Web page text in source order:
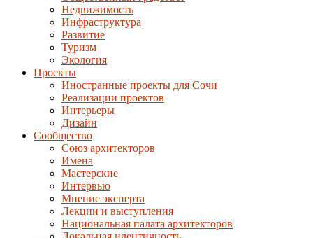
Недвижимость
Инфраструктура
Развитие
Туризм
Экология
Проекты
Иностранные проекты для Сочи
Реализации проектов
Интерьеры
Дизайн
Сообщество
Союз архитекторов
Имена
Мастерские
Интервью
Мнение эксперта
Лекции и выступления
Национальная палата архитекторов